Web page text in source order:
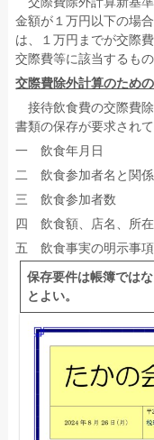
金額が１万円以下の場
は、１万円までが交際
交際費等に該当するもの
交際費除外計算のため
接待飲食費の交際費
書類の保存が要求されて
一 飲食年月日
二 飲食参加者名と関係
三 飲食参加者数
四 飲食額、店名、所
五 飲食事実の明示事項
保存要件は帳簿では
とよい。